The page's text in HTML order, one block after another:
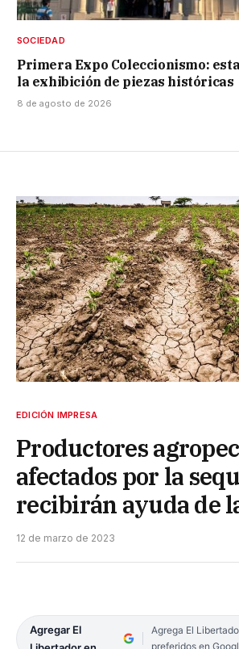
SOCIEDAD
Primera Expo Coleccionismo:
la exhibición de piezas históricas
8 de agosto de 2026
EDICIÓN IMPRESA
Productores
afectados por la
recibirán ayuda de
12 de marzo de 2023
Agregar El
Agrega El
preferidos en